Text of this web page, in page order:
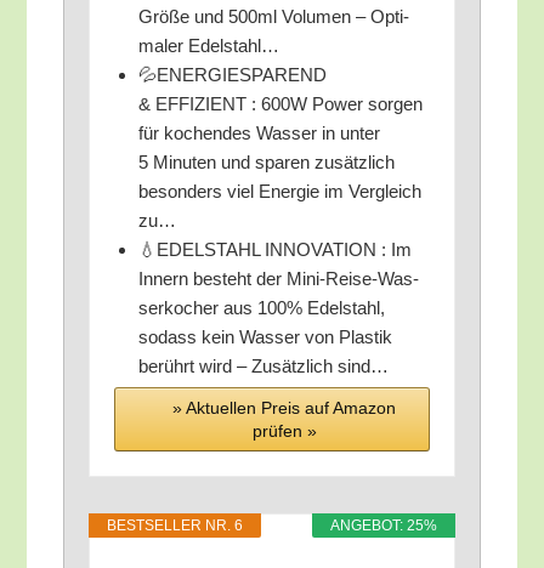
Grö­ße und 500ml Volu­men – Opti­
ma­ler Edelstahl…
💦ENERGIESPAREND
& EFFIZIENT : 600W Power sor­gen
für kochen­des Was­ser in unter
5 Minu­ten und spa­ren zusätz­lich
beson­ders viel Ener­gie im Ver­gleich
zu…
💧EDELSTAHL INNOVATION : Im
Innern besteht der Mini-Rei­se-Was­
ser­ko­cher aus 100% Edel­stahl,
sodass kein Was­ser von Plas­tik
berührt wird – Zusätz­lich sind…
» Aktu­el­len Preis auf Ama­zon
prü­fen »
ANGE­BOT: 25%
BEST­SEL­LER NR. 6